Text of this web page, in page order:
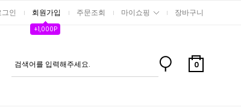
그인 회원가입
+1,000P
주문조회 마이쇼핑 장바구니
0